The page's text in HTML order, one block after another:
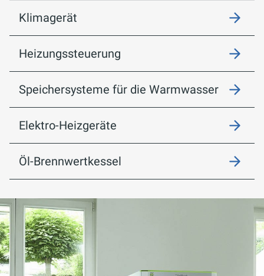
Klimagerät
Heizungssteuerung
Speichersysteme für die Warmwasser
Elektro-Heizgeräte
Öl-Brennwertkessel